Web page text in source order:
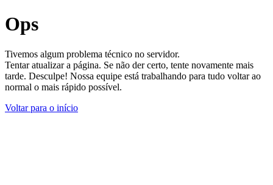
Ops
Tivemos algum problema técnico no servidor.
Tentar atualizar a página. Se não der certo, tente novamente mais
tarde. Desculpe! Nossa equipe está trabalhando para tudo voltar ao
normal o mais rápido possível.
Voltar para o início